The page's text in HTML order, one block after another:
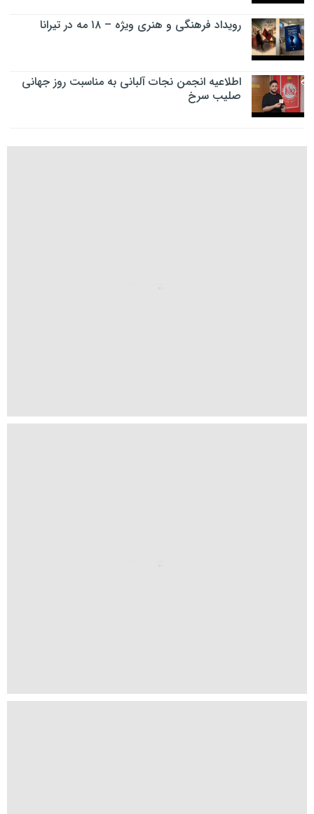
رویداد فرهنگی و هنری ویژه – ۱۸ مه در تیرانا
اطلاعیه انجمن نجات آلبانی به مناسبت روز جهانی
صلیب سرخ